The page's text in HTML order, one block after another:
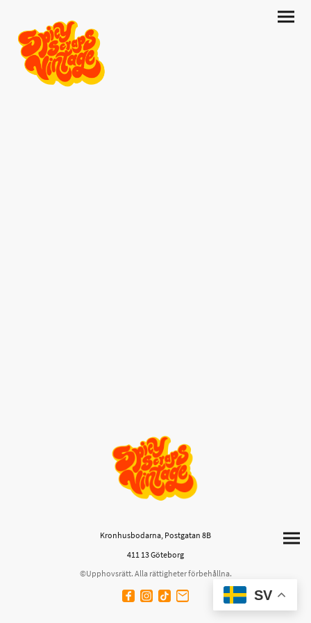
Kronhusbodarna, Postgatan 8B
411 13 Göteborg
©Upphovsrätt. Alla rättigheter förbehållna.
SV